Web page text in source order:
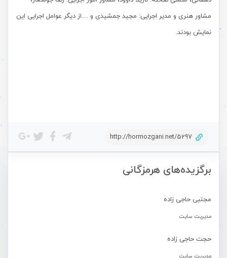
برگزیده‌های هرمزگانی
مجتبی حاجی زاده
مدیریت سایت
حجت حاجی زاده
مدیریت سایت
مشاور هنری و مدیر اجرایی: مجید جمشیدی و …از دیگر عوامل اجرایی این
نمایش بودند.
http://hormozgani.net/5297